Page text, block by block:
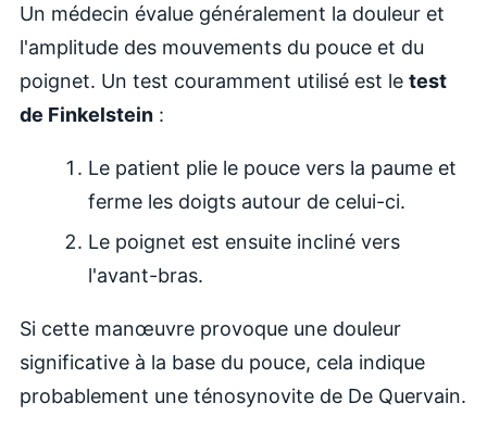
Un médecin évalue généralement la douleur et
l'amplitude des mouvements du pouce et du
poignet. Un test couramment utilisé est le test
de Finkelstein :
Le patient plie le pouce vers la paume et
ferme les doigts autour de celui-ci.
Le poignet est ensuite incliné vers
l'avant-bras.
Si cette manœuvre provoque une douleur
significative à la base du pouce, cela indique
probablement une ténosynovite de De Quervain.